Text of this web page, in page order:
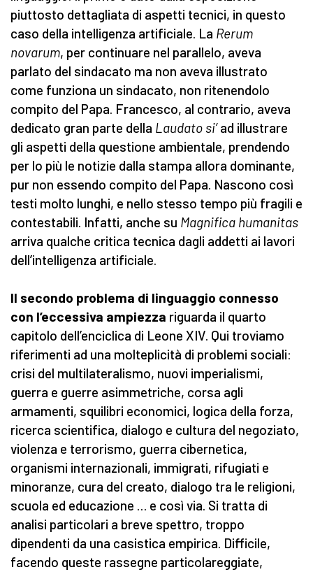
piuttosto dettagliata di aspetti tecnici, in questo
caso della intelligenza artificiale. La Rerum
novarum, per continuare nel parallelo, aveva
parlato del sindacato ma non aveva illustrato
come funziona un sindacato, non ritenendolo
compito del Papa. Francesco, al contrario, aveva
dedicato gran parte della Laudato si’ad illustrare
gli aspetti della questione ambientale, prendendo
per lo più le notizie dalla stampa allora dominante,
pur non essendo compito del Papa. Nascono così
testi molto lunghi, e nello stesso tempo più fragili e
contestabili. Infatti, anche su Magnifica humanitas
arriva qualche critica tecnica dagli addetti ai lavori
dell’intelligenza artificiale.
Il secondo problema di linguaggio connesso
con l’eccessiva ampiezza riguarda il quarto
capitolo dell’enciclica di Leone XIV. Qui troviamo
riferimenti ad una molteplicità di problemi sociali:
crisi del multilateralismo, nuovi imperialismi,
guerra e guerre asimmetriche, corsa agli
armamenti, squilibri economici, logica della forza,
ricerca scientifica, dialogo e cultura del negoziato,
violenza e terrorismo, guerra cibernetica,
organismi internazionali, immigrati, rifugiati e
minoranze, cura del creato, dialogo tra le religioni,
scuola ed educazione … e così via. Si tratta di
analisi particolari a breve spettro, troppo
dipendenti da una casistica empirica. Difficile,
facendo queste rassegne particolareggiate,